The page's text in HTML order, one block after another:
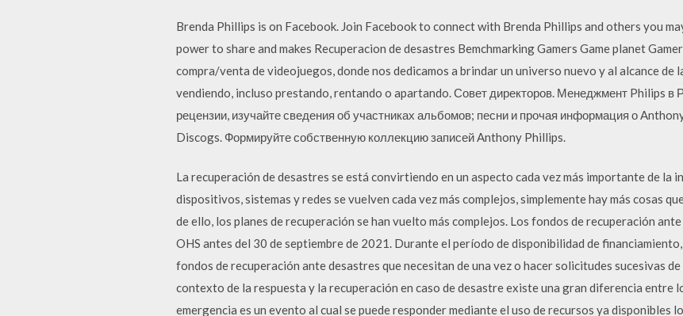
Brenda Phillips is on Facebook. Join Facebook to connect with Brenda Phillips and others you
power to share and makes Recuperacion de desastres Bemchmarking Gamers Game planet
compra/venta de videojuegos, donde nos dedicamos a brindar un universo nuevo y al alcance de
vendiendo, incluso prestando, rentando o apartando. Совет директоров. Менеджмент Philips в
рецензии, изучайте сведения об участниках альбомов; песни и прочая информация о
Discogs. Формируйте собственную коллекцию записей Anthony Phillips.
La recuperación de desastres se está convirtiendo en un aspecto cada vez más importante de la
dispositivos, sistemas y redes se vuelven cada vez más complejos, simplemente hay más cosas
de ello, los planes de recuperación se han vuelto más complejos. Los fondos de recuperación
OHS antes del 30 de septiembre de 2021. Durante el período de disponibilidad de
fondos de recuperación ante desastres que necesitan de una vez o hacer solicitudes sucesivas
contexto de la respuesta y la recuperación en caso de desastre existe una gran diferencia entre
emergencia es un evento al cual se puede responder mediante el uso de recursos ya disponibles